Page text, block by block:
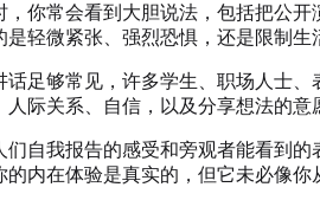
你常会看到大胆说法，包括把公
轻微紧张、强烈恐惧，还是限制生
足够常见，许多学生、职场人士
际关系、自信，以及分享想法的意
自我报告的感受和旁观者能看到
内在体验是真实的，但它未必像你